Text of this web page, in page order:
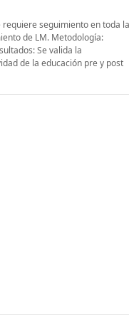
seguimiento en toda la
de LM. Metodología:
Se valida la
de la educación pre y post